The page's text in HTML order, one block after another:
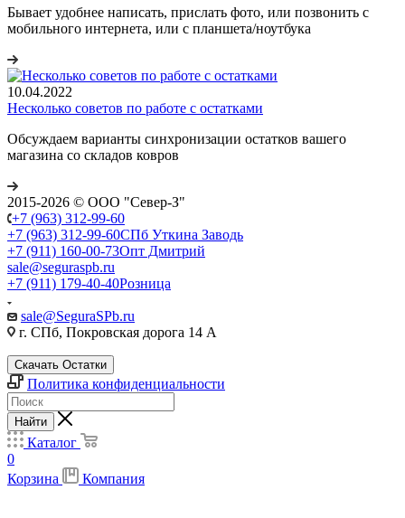
Бывает удобнее написать, прислать фото, или позвонить с
мобильного интернета, или с планшета/ноутбука
10.04.2022
Несколько советов по работе с остатками
Обсуждаем варианты синхронизации остатков вашего
магазина со складов ковров
2015-2026 © ООО "Север-З"
+7 (963) 312-99-60
+7 (963) 312-99-60СПб Уткина Заводь
+7 (911) 160-00-73Опт Дмитрий
sale@seguraspb.ru
+7 (911) 179-40-40Розница
sale@SeguraSPb.ru
г. СПб, Покровская дорога 14 А
Скачать Остатки
Политика конфиденциальности
Найти
Каталог
0
Корзина
Компания